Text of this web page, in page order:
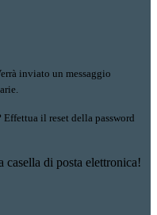
inviato un messaggio
il reset della password
di posta elettronica!